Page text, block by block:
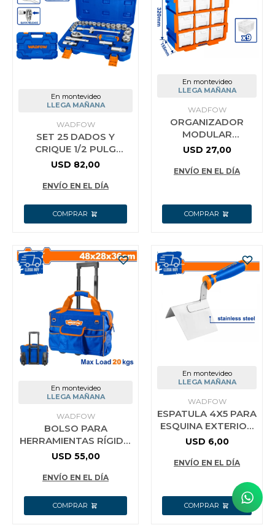
En montevideo
LLEGA MAÑANA
WADFOW
SET 25 DADOS Y
CRIQUE 1/2 PULG
WADFOW
USD 82,00
ENVÍO EN EL DÍA
En montevideo
LLEGA MAÑANA
WADFOW
ORGANIZADOR
MODULAR
TRANSPARENTE
GAVETAS WADFOW
USD 27,00
ENVÍO EN EL DÍA
En montevideo
LLEGA MAÑANA
WADFOW
BOLSO PARA
HERRAMIENTAS RÍGIDO
CON RUEDAS 19´´
USD 55,00
ENVÍO EN EL DÍA
En montevideo
LLEGA MAÑANA
WADFOW
ESPATULA 4X5 PARA
ESQUINA EXTERIOR
WADFOW WPE6301
USD 6,00
ENVÍO EN EL DÍA